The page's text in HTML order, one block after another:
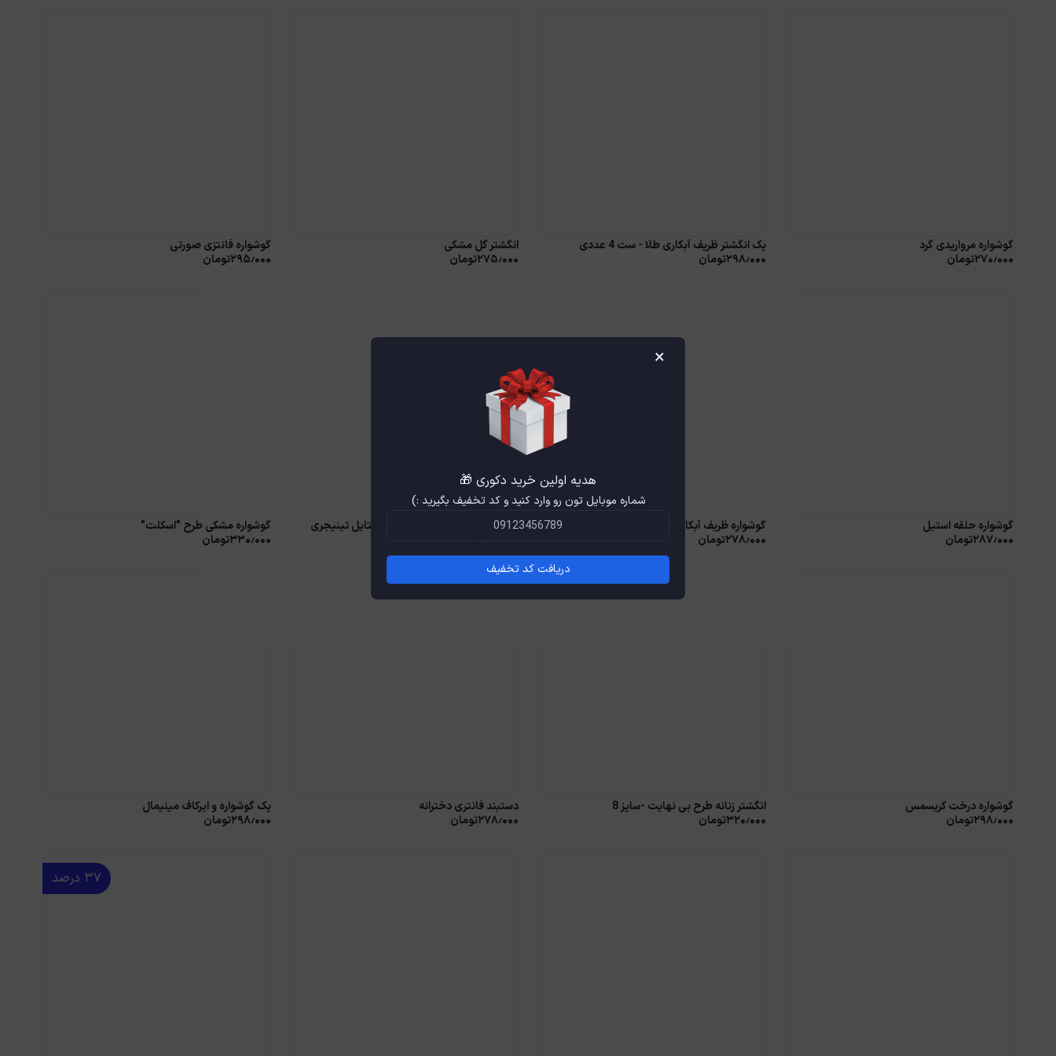
گوشواره مرواریدی گرد
۲۷۰٫۰۰۰تومان
پک انگشتر ظریف آبکاری طلا - ست 4 عددی
۲۹۸٫۰۰۰تومان
انگشتر گل مشکی
۲۷۵٫۰۰۰تومان
گوشواره فانتزی صورتی
۲۹۵٫۰۰۰تومان
گوشواره حلقه استیل
۲۸۷٫۰۰۰تومان
گوشواره ظریف آبکاری نقره - ست دو عددی
۲۷۸٫۰۰۰تومان
گوشواره ستاره آویزدار - مناسب استایل تینیجری
گوشواره مشکی طرح "اسکلت"
۳۳۰٫۰۰۰تومان
گوشواره درخت کریسمس
۲۹۸٫۰۰۰تومان
انگشتر زنانه طرح بی نهایت -سایز 8
۳۲۰٫۰۰۰تومان
دستبند فانتری دخترانه
۲۷۸٫۰۰۰تومان
پک گوشواره و ایرکاف مینیمال
۲۹۸٫۰۰۰تومان
۳۷ درصد
×
هدیه اولین خرید دکوری 🎁
شماره موبایل تون رو وارد کنید و کد تخفیف بگیرید :)
دریافت کد تخفیف